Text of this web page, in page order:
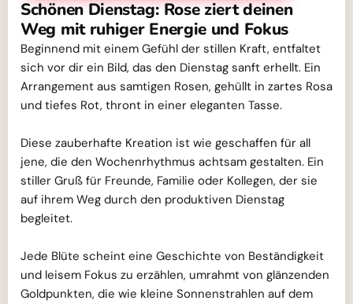
Schönen Dienstag: Rose ziert deinen
Weg mit ruhiger Energie und Fokus
Beginnend mit einem Gefühl der stillen Kraft, entfaltet
sich vor dir ein Bild, das den Dienstag sanft erhellt. Ein
Arrangement aus samtigen Rosen, gehüllt in zartes Rosa
und tiefes Rot, thront in einer eleganten Tasse.
Diese zauberhafte Kreation ist wie geschaffen für all
jene, die den Wochenrhythmus achtsam gestalten. Ein
stiller Gruß für Freunde, Familie oder Kollegen, der sie
auf ihrem Weg durch den produktiven Dienstag
begleitet.
Jede Blüte scheint eine Geschichte von Beständigkeit
und leisem Fokus zu erzählen, umrahmt von glänzenden
Goldpunkten, die wie kleine Sonnenstrahlen auf dem